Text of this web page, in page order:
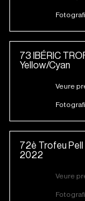
73 IBÉRIC
Yellow/Cyan
Veure
72è Trofeu
2022
Veure